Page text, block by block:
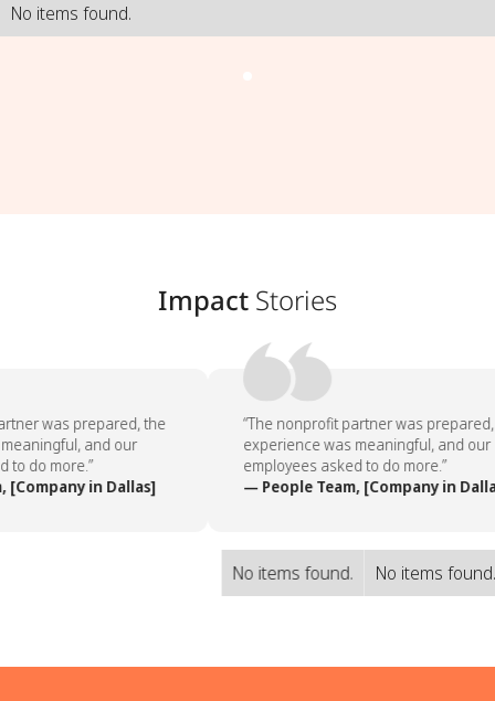
No items found.
Impact Stories
was prepared, the
and our
do more.”
in Dallas]
“The nonprofit partner was prepared,
experience was meaningful, and our
employees asked to do more.”
— People Team, [Company in
No items found. No items